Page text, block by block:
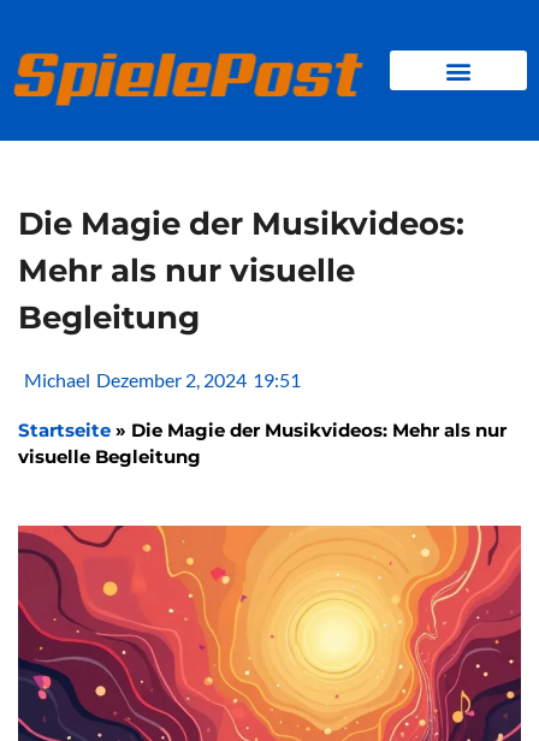
springen
Die Magie der Musikvideos:
Mehr als nur visuelle
Begleitung
Michael Dezember 2, 2024 19:51
Startseite » Die Magie der Musikvideos: Mehr als nur
visuelle Begleitung